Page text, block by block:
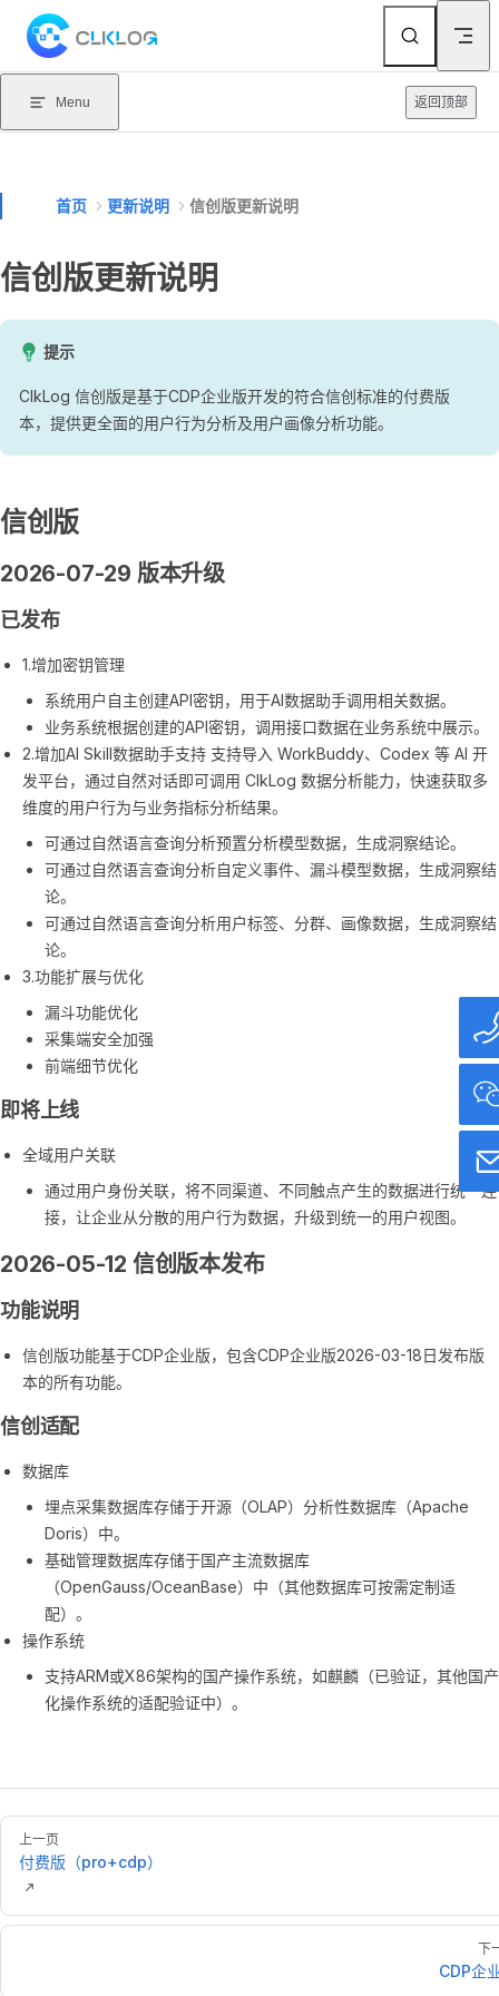
Skip to content
Menu 返回顶部
首页 更新说明 信创版更新说明
信创版更新说明
提示
ClkLog 信创版是基于CDP企业版开发的符合信创标准的付费版
本，提供更全面的用户行为分析及用户画像分析功能。
信创版
2026-07-29 版本升级
已发布
1.增加密钥管理
系统用户自主创建API密钥，用于AI数据助手调用相关数据。
业务系统根据创建的API密钥，调用接口数据在业务系统中展示。
2.增加AI Skill数据助手支持 支持导入 WorkBuddy、Codex 等 AI 开
发平台，通过自然对话即可调用 ClkLog 数据分析能力，快速获取多
维度的用户行为与业务指标分析结果。
可通过自然语言查询分析预置分析模型数据，生成洞察结论。
可通过自然语言查询分析自定义事件、漏斗模型数据，生成洞察结
论。
可通过自然语言查询分析用户标签、分群、画像数据，生成洞察结
论。
3.功能扩展与优化
漏斗功能优化
采集端安全加强
前端细节优化
即将上线
全域用户关联
通过用户身份关联，将不同渠道、不同触点产生的数据进行统一连
接，让企业从分散的用户行为数据，升级到统一的用户视图。
2026-05-12 信创版本发布
功能说明
信创版功能基于CDP企业版，包含CDP企业版2026-03-18日发布版
本的所有功能。
信创适配
数据库
埋点采集数据库存储于开源（OLAP）分析性数据库（Apache
Doris）中。
基础管理数据库存储于国产主流数据库
（OpenGauss/OceanBase）中（其他数据库可按需定制适
配）。
操作系统
支持ARM或X86架构的国产操作系统，如麒麟（已验证，其他国产
化操作系统的适配验证中）。
上一页
付费版（pro+cdp）
下
CDP企